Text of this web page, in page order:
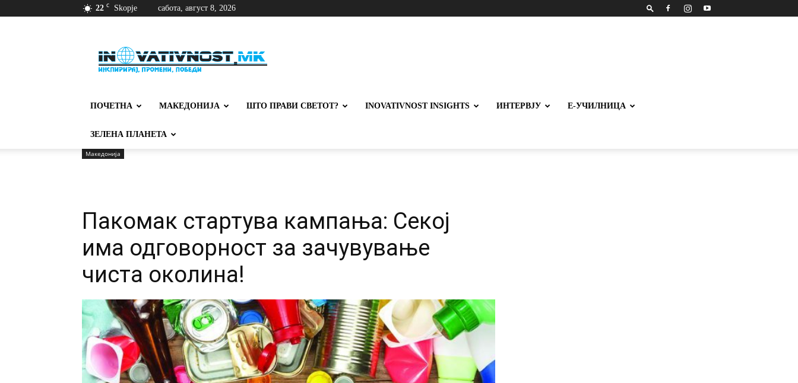
22 C Skopje сабота, август 8, 2026
ПОЧЕТНА МАКЕДОНИЈА ШТО ПРАВИ СВЕТОТ? INOVATIVNOST INSIGHTS ИНТЕРВЈУ Е-УЧИЛНИЦА
ЗЕЛЕНА ПЛАНЕТА
Македонија
Пакомак стартува кампања: Секој
има одговорност за зачувување
чиста околина!